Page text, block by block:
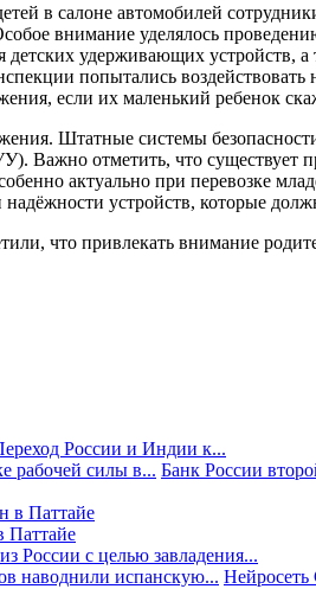
в салоне автомобилей
внимание уделялось
удерживающих устройств,
попытались
если их маленький ребенок
Штатные системы
Важно отметить, что
актуально при перевозке
устройств, которые
что привлекать внимание
России и Индии к...
рабочей силы в... Банк России
Паттайе
России с целью завладения...
наводнили испанскую... Нейросеть